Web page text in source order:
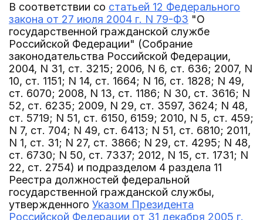
В соответствии со статьей 12 Федерального
закона от 27 июля 2004 г. N 79-ФЗ "О
государственной гражданской службе
Российской Федерации" (Собрание
законодательства Российской Федерации,
2004, N 31, ст. 3215; 2006, N 6, ст. 636; 2007, N
10, ст. 1151; N 14, ст. 1664; N 16, ст. 1828; N 49,
ст. 6070; 2008, N 13, ст. 1186; N 30, ст. 3616; N
52, ст. 6235; 2009, N 29, ст. 3597, 3624; N 48,
ст. 5719; N 51, ст. 6150, 6159; 2010, N 5, ст. 459;
N 7, ст. 704; N 49, ст. 6413; N 51, ст. 6810; 2011,
N 1, ст. 31; N 27, ст. 3866; N 29, ст. 4295; N 48,
ст. 6730; N 50, ст. 7337; 2012, N 15, ст. 1731; N
22, ст. 2754) и подразделом 4 раздела 11
Реестра должностей федеральной
государственной гражданской службы,
утвержденного Указом Президента
Российской Федерации от 31 декабря 2005 г.